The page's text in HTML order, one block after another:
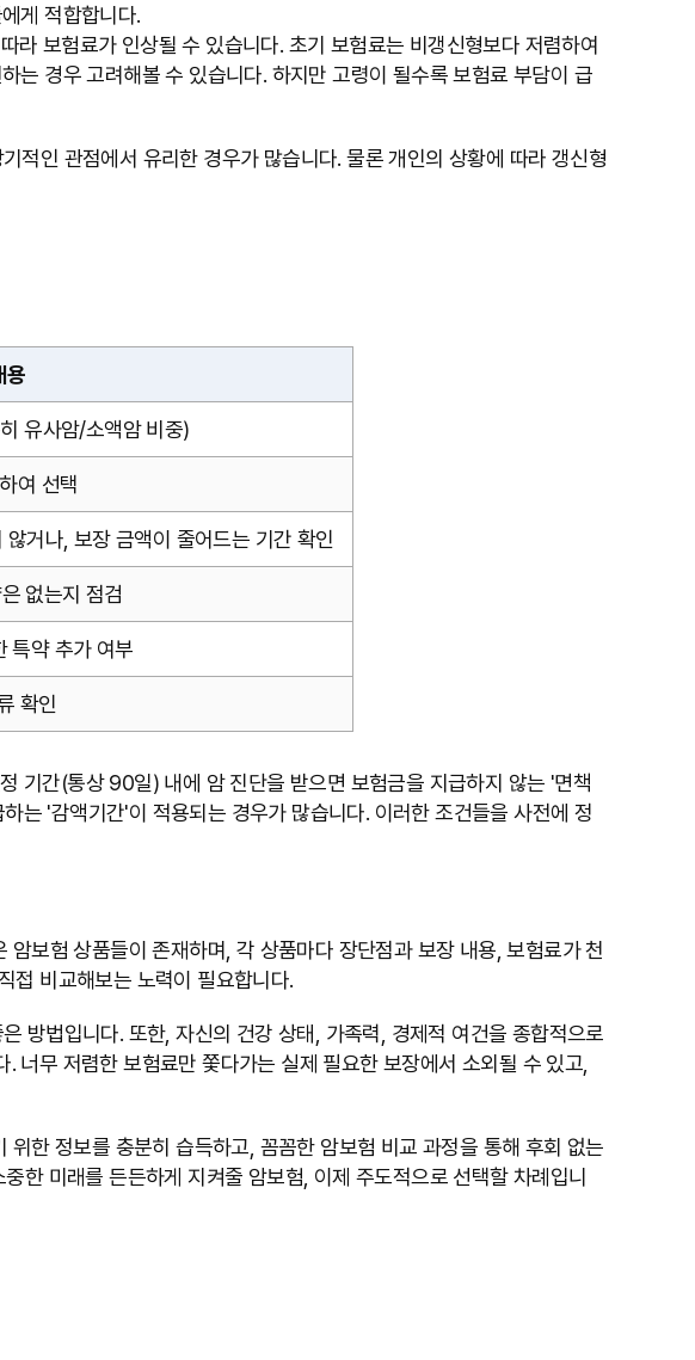
게 적합합니다.
보험료가 인상될 수 있습니다. 초기 보험료는 비갱신형보다 저렴하여
는 경우 고려해볼 수 있습니다. 하지만 고령이 될수록 보험료 부담이 급
적인 관점에서 유리한 경우가 많습니다. 물론 개인의 상황에 따라 갱신형
용
유사암/소액암 비중)
여 선택
거나, 보장 금액이 줄어드는 기간 확인
없는지 점검
특약 추가 여부
확인
기간(통상 90일) 내에 암 진단을 받으면 보험금을 지급하지 않는 '면책
는 '감액기간'이 적용되는 경우가 많습니다. 이러한 조건들을 사전에 정
보험 상품들이 존재하며, 각 상품마다 장단점과 보장 내용, 보험료가 천
접 비교해보는 노력이 필요합니다.
방법입니다. 또한, 자신의 건강 상태, 가족력, 경제적 여건을 종합적으로
너무 저렴한 보험료만 쫓다가는 실제 필요한 보장에서 소외될 수 있고,
한 정보를 충분히 습득하고, 꼼꼼한 암보험 비교 과정을 통해 후회 없는
한 미래를 든든하게 지켜줄 암보험, 이제 주도적으로 선택할 차례입니